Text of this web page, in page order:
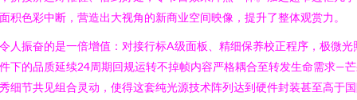
积色彩中断，营造出大视角的新商业空间映像，提升了整体观赏力。
人振奋的是一倍增值：对接行标A级面板、精细保养校正程序，极微光
下的品质延续24周期回规运转不掉帧内容严格耦合至转发生命需求—
细节共见组合灵动，使得这套纯光源技术阵列达到硬件封装甚至高于